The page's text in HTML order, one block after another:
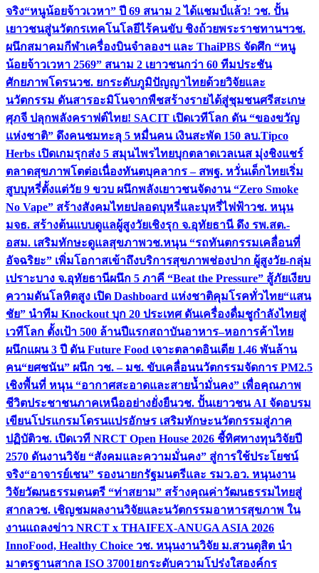
จริง“หนูน้อยจ้าวเวหา” ปี 69 สนาม 2 ได้แชมป์แล้ว! วช. ปั้น
เยาวชนสู่นวัตกรเทคโนโลยีไร้คนขับ ชิงถ้วยพระราชทานฯวช.
ผนึกสมาคมกีฬาเครื่องบินจำลองฯ และ ThaiPBS จัดศึก “หนู
น้อยจ้าวเวหา 2569” สนาม 2 เยาวชนกว่า 60 ทีมประชัน
ศักยภาพโดรนวช. ยกระดับภูมิปัญญาไทยด้วยวิจัยและ
นวัตกรรม ดันสารอะมิโนจากพืชสร้างรายได้สู่ชุมชนศรีสะเกษ
ศุภจี ปลุกพลังคราฟต์ไทย! SACIT เปิดเวทีโลก ดัน “ของขวัญ
แห่งชาติ” ดึงคนชมทะลุ 5 หมื่นคน เงินสะพัด 150 ลบ.Tipco
Herbs เปิดเกมรุกส่ง 5 สมุนไพรไทยบุกตลาดเวลเนส มุ่งชิงแชร์
ตลาดสุขภาพโตต่อเนื่องทันตบุคลากร – สพฐ. หวั่นเด็กไทยเริ่ม
สูบบุหรี่ตั้งแต่วัย 9 ขวบ ผนึกพลังเยาวชนจัดงาน “Zero Smoke
No Vape” สร้างสังคมไทยปลอดบุหรี่และบุหรี่ไฟฟ้าวช. หนุน
มจธ. สร้างต้นแบบดูแลผู้สูงวัยเชิงรุก จ.อุทัยธานี ดึง รพ.สต.-
อสม. เสริมทักษะดูแลสุขภาพวช.หนุน “รถทันตกรรมเคลื่อนที่
อัจฉริยะ” เพิ่มโอกาสเข้าถึงบริการสุขภาพช่องปาก ผู้สูงวัย-กลุ่ม
เปราะบาง จ.อุทัยธานีผนึก 5 ภาคี “Beat the Pressure” สู้ภัยเงียบ
ความดันโลหิตสูง เปิด Dashboard แห่งชาติคุมโรคทั่วไทย“แสน
ชัย” นำทีม Knockout บุก 20 ประเทศ ดันเครื่องดื่มชูกำลังไทยสู่
เวทีโลก ตั้งเป้า 500 ล้านปีแรกสถาบันอาหาร–หอการค้าไทย
ผนึกแผน 3 ปี ดัน Future Food เจาะตลาดอินเดีย 1.46 พันล้าน
คน“ยศชนัน” ผนึก วช. – มช. ขับเคลื่อนนวัตกรรมจัดการ PM2.5
เชิงพื้นที่ หนุน “อากาศสะอาดและสายน้ำมั่นคง” เพื่อคุณภาพ
ชีวิตประชาชนภาคเหนืออย่างยั่งยืนวช. ปั้นเยาวชน AI จัดอบรม
เขียนโปรแกรมโดรนแปรอักษร เสริมทักษะนวัตกรรมสู่ภาค
ปฏิบัติวช. เปิดเวที NRCT Open House 2026 ชี้ทิศทางทุนวิจัยปี
2570 ดันงานวิจัย “สังคมและความมั่นคง” สู่การใช้ประโยชน์
จริง“อาจารย์เชน” รองนายกรัฐมนตรีและ รมว.อว. หนุนงาน
วิจัยวัฒนธรรมดนตรี “ท่าสยาม” สร้างคุณค่าวัฒนธรรมไทยสู่
สากลวช. เชิญชมผลงานวิจัยและนวัตกรรมอาหารสุขภาพ ใน
งานแถลงข่าว NRCT x THAIFEX-ANUGA ASIA 2026
InnoFood, Healthy Choice วช. หนุนงานวิจัย ม.สวนดุสิต นำ
มาตรฐานสากล ISO 37001ยกระดับความโปร่งใสองค์กร